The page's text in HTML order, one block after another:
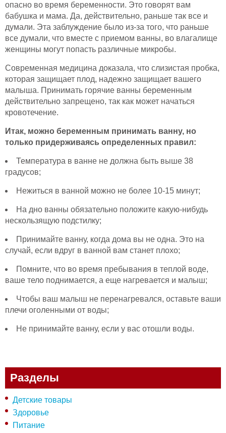
Разделы
Детские товары
Здоровье
Питание
опасно во время беременности. Это говорят вам
бабушка и мама. Да, действительно, раньше так все и
думали. Эта заблуждение было из-за того, что раньше
все думали, что вместе с приемом ванны, во влагалище
женщины могут попасть различные микробы.
Современная медицина доказала, что слизистая пробка,
которая защищает плод, надежно защищает вашего
малыша. Принимать горячие ванны беременным
действительно запрещено, так как может начаться
кровотечение.
Итак, можно беременным принимать ванну, но
только придерживаясь определенных правил:
Температура в ванне не должна быть выше 38
градусов;
Нежиться в ванной можно не более 10-15 минут;
На дно ванны обязательно положите какую-нибудь
нескользящую подстилку;
Принимайте ванну, когда дома вы не одна. Это на
случай, если вдруг в ванной вам станет плохо;
Помните, что во время пребывания в теплой воде,
ваше тело поднимается, а еще нагревается и малыш;
Чтобы ваш малыш не перенагревался, оставьте ваши
плечи оголенными от воды;
Не принимайте ванну, если у вас отошли воды.